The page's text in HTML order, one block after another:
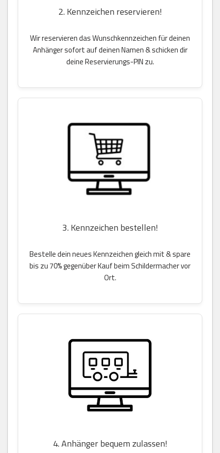
2. Kennzeichen reservieren!
Wir reservieren das Wunschkennzeichen für deinen
Anhänger sofort auf deinen Namen & schicken dir
deine Reservierungs-PIN zu.
3. Kennzeichen bestellen!
Bestelle dein neues Kennzeichen gleich mit & spare
bis zu 70% gegenüber Kauf beim Schildermacher vor
Ort.
4. Anhänger bequem zulassen!